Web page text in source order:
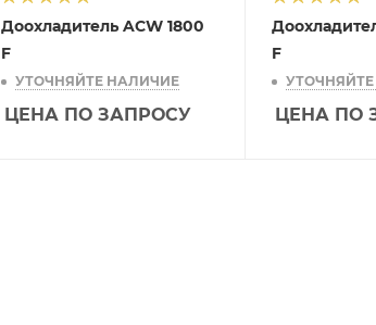
Доохладитель ACW 1800
F
УТОЧНЯЙТЕ НАЛИЧИЕ
ЦЕНА ПО ЗАПРОСУ
F
ЦЕНА ПО